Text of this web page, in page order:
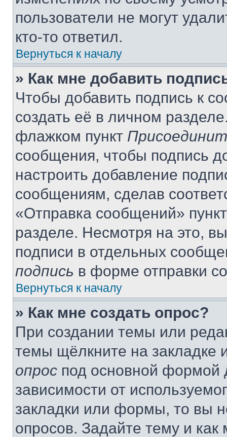
пользователи не могут
кто-то ответил.
Вернуться к началу
» Как мне добавить
Чтобы добавить подпись к
создать её в личном
флажком пункт
сообщения, чтобы подпись
настроить добавление
сообщениям, сделав
«Отправка сообщений»
разделе. Несмотря на это,
подписи в отдельных
подпись в форме отправки
Вернуться к началу
» Как мне создать опрос?
При создании темы или
темы щёлкните на
опрос под основной формой
зависимости от
закладки или формы, то вы
опросов. Задайте тему и